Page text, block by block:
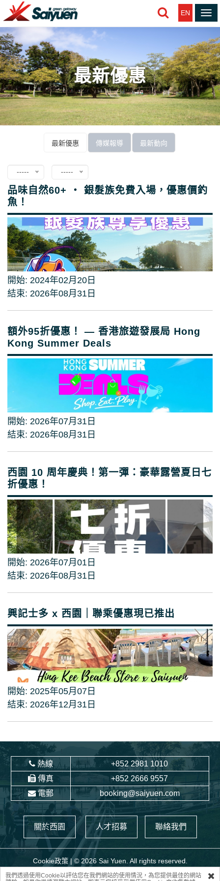
EN
最新優惠
最新優惠 傳媒報導 最新動向
----- -----
品味自然60+ ‧ 銀髮族免費入場，優惠價釣
魚！
開始: 2024年02月20日
結束: 2026年08月31日
額外95折優惠！ — 香港旅遊發展局 Hong
Kong Summer Deals
開始: 2026年07月31日
結束: 2026年08月31日
西園 10 周年慶典！第一彈：豪華露營夏日七
折優惠！
開始: 2026年07月01日
結束: 2026年08月31日
興記士多 x 西園｜聯乘優惠現已推出
開始: 2025年05月07日
結束: 2026年12月31日
熱線
+852 2981 1010
傳真
+852 2666 9557
電郵
booking@saiyuen.com
關於西園 人才招募 聯絡我們
Cookie政策| © 2026 Sai Yuen. All rights reserved.
我們透過使用Cookie以評估您在我們網站的使用情況，為您提供最佳的網站